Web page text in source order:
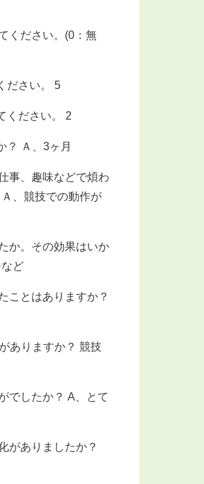
ください。(0：無
ださい。 5
ください。 2
？ Ａ、3ヶ月
事、趣味などで煩わ
、競技での動作が
か。その効果はいか
ど
ことはありますか？
ありますか？ 競技
でしたか？ A、とて
がありましたか？